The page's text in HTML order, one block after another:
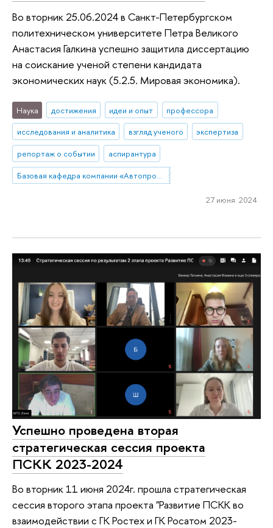
Во вторник 25.06.2024 в Санкт-Петербургском
политехническом университете Петра Великого
Анастасия Галкина успешно защитила диссертацию
на соискание ученой степени кандидата
экономических наук (5.2.5. Мировая экономика).
Наука достижения идеи и опыт
профессора
исследования и аналитика
взгляд ученого
экспертиза
репортаж о событии
аспирантура
Базовая кафедра компании «Автопромимпорт»
27 июня 2024
Успешно проведена вторая
стратегическая сессия проекта
ПСКК 2023-2024
Во вторник 11 июня 2024г. прошла стратегическая
сессия второго этапа проекта "Развитие ПСКК во
взаимодействии с ГК Ростех и ГК Росатом 2023-